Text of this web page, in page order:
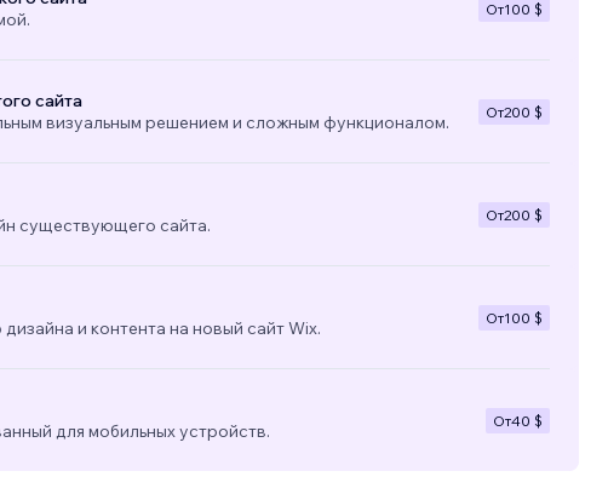
От100 $
сайта
визуальным решением и сложным функционалом.
От200 $
существующего сайта.
От200 $
и контента на новый сайт Wix.
От100 $
для мобильных устройств.
От40 $